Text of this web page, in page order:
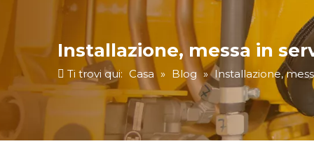
Installazione, messa in
Ti trovi qui: Casa » Blog » Installazione,